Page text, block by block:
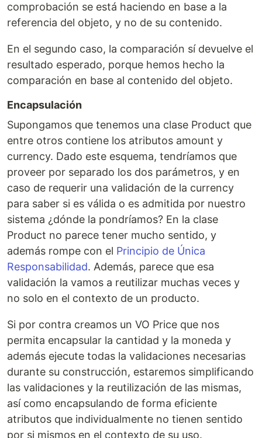
comprobación se está haciendo en base a la
referencia del objeto, y no de su contenido.
En el segundo caso, la comparación sí devuelve el
resultado esperado, porque hemos hecho la
comparación en base al contenido del objeto.
Encapsulación
Supongamos que tenemos una clase Product que
entre otros contiene los atributos amount y
currency. Dado este esquema, tendríamos que
proveer por separado los dos parámetros, y en
caso de requerir una validación de la currency
para saber si es válida o es admitida por nuestro
sistema ¿dónde la pondríamos? En la clase
Product no parece tener mucho sentido, y
además rompe con el Principio de Única
Responsabilidad. Además, parece que esa
validación la vamos a reutilizar muchas veces y
no solo en el contexto de un producto.
Si por contra creamos un VO Price que nos
permita encapsular la cantidad y la moneda y
además ejecute todas la validaciones necesarias
durante su construcción, estaremos simplificando
las validaciones y la reutilización de las mismas,
así como encapsulando de forma eficiente
atributos que individualmente no tienen sentido
por si mismos en el contexto de su uso.